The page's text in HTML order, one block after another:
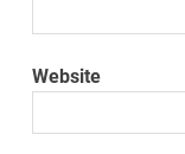
Website